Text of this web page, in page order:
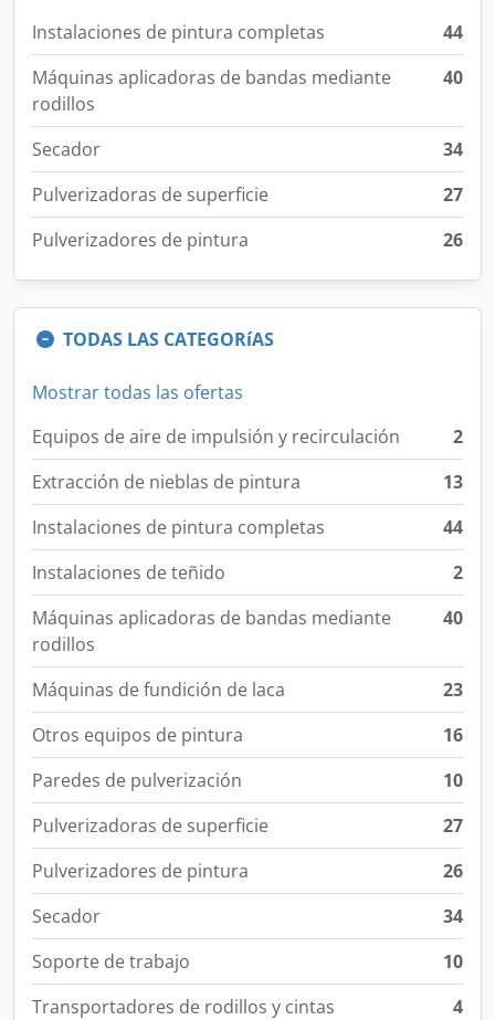
Instalaciones de pintura completas
44
Máquinas aplicadoras de bandas mediante
rodillos
40
Secador
34
Pulverizadoras de superficie
27
Pulverizadores de pintura
26
TODAS LAS CATEGORíAS
Mostrar todas las ofertas
Equipos de aire de impulsión y recirculación
2
Extracción de nieblas de pintura
13
Instalaciones de pintura completas
44
Instalaciones de teñido
2
Máquinas aplicadoras de bandas mediante
rodillos
40
Máquinas de fundición de laca
23
Otros equipos de pintura
16
Paredes de pulverización
10
Pulverizadoras de superficie
27
Pulverizadores de pintura
26
Secador
34
Soporte de trabajo
10
Transportadores de rodillos y cintas
4